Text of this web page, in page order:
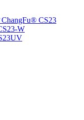
ChangFu® CS23
W